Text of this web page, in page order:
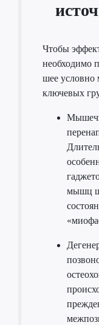
Чтобы
необходимо
шее условно
ключевых
мышц